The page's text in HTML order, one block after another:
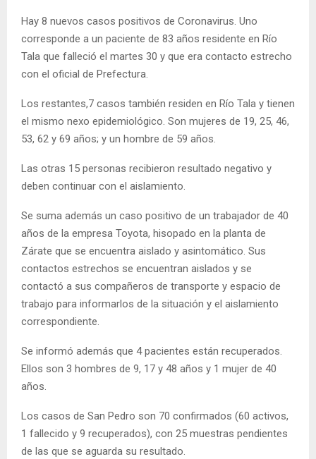
Hay 8 nuevos casos positivos de Coronavirus. Uno
corresponde a un paciente de 83 años residente en Río
Tala que falleció el martes 30 y que era contacto estrecho
con el oficial de Prefectura.
Los restantes,7 casos también residen en Río Tala y tienen
el mismo nexo epidemiológico. Son mujeres de 19, 25, 46,
53, 62 y 69 años; y un hombre de 59 años.
Las otras 15 personas recibieron resultado negativo y
deben continuar con el aislamiento.
Se suma además un caso positivo de un trabajador de 40
años de la empresa Toyota, hisopado en la planta de
Zárate que se encuentra aislado y asintomático. Sus
contactos estrechos se encuentran aislados y se
contactó a sus compañeros de transporte y espacio de
trabajo para informarlos de la situación y el aislamiento
correspondiente.
Se informó además que 4 pacientes están recuperados.
Ellos son 3 hombres de 9, 17 y 48 años y 1 mujer de 40
años.
Los casos de San Pedro son 70 confirmados (60 activos,
1 fallecido y 9 recuperados), con 25 muestras pendientes
de las que se aguarda su resultado.